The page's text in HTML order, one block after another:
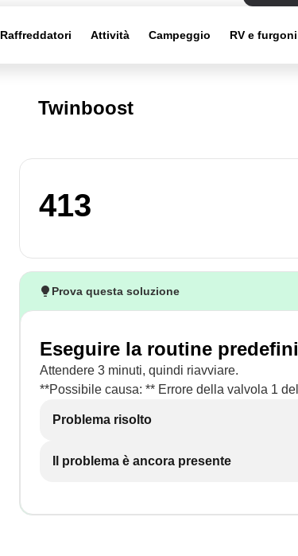
Raffreddatori Attività Campeggio RV e furgoni
Twinboost
413
Prova questa soluzione
Eseguire la routine
Attendere 3 minuti, quindi riavviare.
**Possibile causa: ** Errore della valvola 1
Problema risolto
Il problema è ancora presente